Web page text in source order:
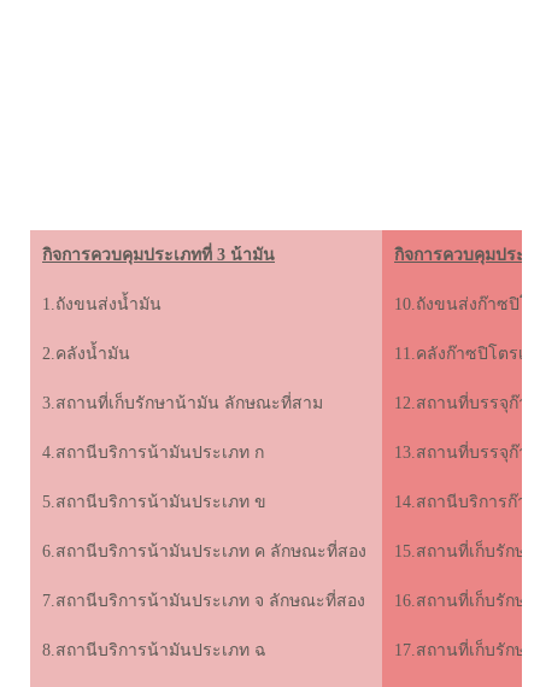
กิจการควบคุมประเภทที่ 3 น้ามัน กิจการควบคุมประเ
1.ถังขนส่งน้ำมัน 10.ถังขนส่งก๊าซปิโ
2.คลังน้ำมัน 11.คลังก๊าซปิโตรเลี
3.สถานที่เก็บรักษาน้ามัน ลักษณะที่สาม 12.สถานที่บรรจุก๊า
4.สถานีบริการน้ามันประเภท ก 13.สถานที่บรรจุก๊า
5.สถานีบริการน้ามันประเภท ข 14.สถานีบริการก๊า
6.สถานีบริการน้ามันประเภท ค ลักษณะที่สอง 15.สถานที่เก็บรักษ
7.สถานีบริการน้ามันประเภท จ ลักษณะที่สอง 16.สถานที่เก็บรักษ
8.สถานีบริการน้ามันประเภท ฉ 17.สถานที่เก็บรักษ